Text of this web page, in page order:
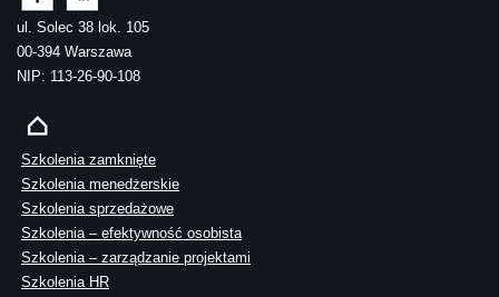
ul. Solec 38 lok. 105
00-394 Warszawa
NIP: 113-26-90-108
Szkolenia zamknięte
Szkolenia menedżerskie
Szkolenia sprzedażowe
Szkolenia – efektywność osobista
Szkolenia – zarządzanie projektami
Szkolenia HR